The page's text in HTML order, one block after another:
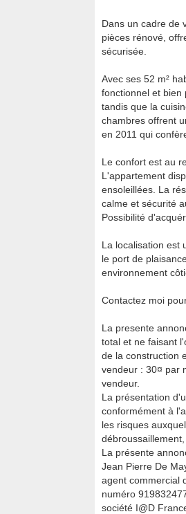
Dans un cadre de
pièces rénové,
sécurisée.
Avec ses 52 m²
fonctionnel et bien
tandis que la
chambres offrent
en 2011 qui
Le confort est au
L'appartement
ensoleillées. La
calme et sécurité
Possibilité
La localisation est
le port de
environnement
Contactez moi
La presente
total et ne faisant
de la construction
vendeur : 30¤ par
vendeur.
La présentation
conformément à
les risques
La présente
Jean Pierre De
agent commercial
numéro
société I@D